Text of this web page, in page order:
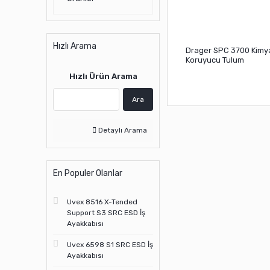
Hızlı Arama
Hızlı Ürün Arama
Ara
Detaylı Arama
En Populer Olanlar
Uvex 8516 X-Tended
Support S3 SRC ESD İş
Ayakkabısı
Uvex 6598 S1 SRC ESD İş
Ayakkabısı
Drager SPC 3700
Koruyucu Tulum